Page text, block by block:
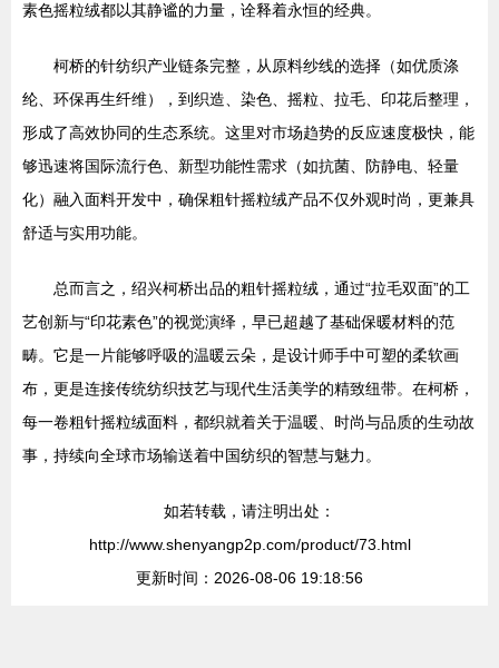
素色摇粒绒都以其静谧的力量，诠释着永恒的经典。
柯桥的针纺织产业链条完整，从原料纱线的选择（如优质涤
纶、环保再生纤维），到织造、染色、摇粒、拉毛、印花后整理，
形成了高效协同的生态系统。这里对市场趋势的反应速度极快，能
够迅速将国际流行色、新型功能性需求（如抗菌、防静电、轻量
化）融入面料开发中，确保粗针摇粒绒产品不仅外观时尚，更兼具
舒适与实用功能。
总而言之，绍兴柯桥出品的粗针摇粒绒，通过“拉毛双面”的工
艺创新与“印花素色”的视觉演绎，早已超越了基础保暖材料的范
畴。它是一片能够呼吸的温暖云朵，是设计师手中可塑的柔软画
布，更是连接传统纺织技艺与现代生活美学的精致纽带。在柯桥，
每一卷粗针摇粒绒面料，都织就着关于温暖、时尚与品质的生动故
事，持续向全球市场输送着中国纺织的智慧与魅力。
如若转载，请注明出处：
http://www.shenyangp2p.com/product/73.html
更新时间：2026-08-06 19:18:56